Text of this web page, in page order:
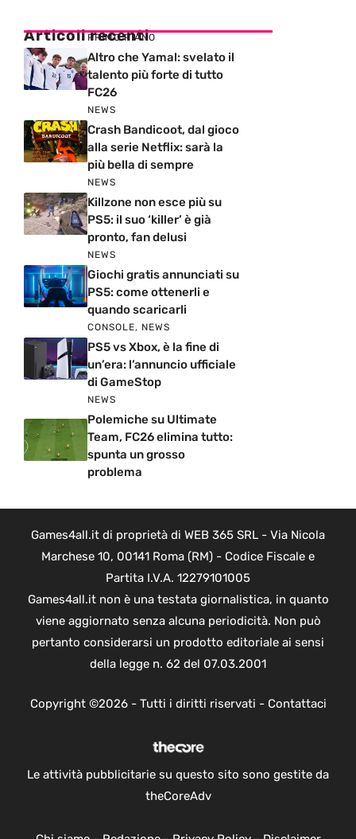
Articoli recenti
PRIMO PIANO
Altro che Yamal: svelato il
talento più forte di tutto
FC26
NEWS
Crash Bandicoot, dal gioco
alla serie Netflix: sarà la
più bella di sempre
NEWS
Killzone non esce più su
PS5: il suo ‘killer’ è già
pronto, fan delusi
NEWS
Giochi gratis annunciati su
PS5: come ottenerli e
quando scaricarli
CONSOLE, NEWS
PS5 vs Xbox, è la fine di
un’era: l’annuncio ufficiale
di GameStop
NEWS
Polemiche su Ultimate
Team, FC26 elimina tutto:
spunta un grosso
problema
Games4all.it di proprietà di WEB 365 SRL - Via Nicola
Marchese 10, 00141 Roma (RM) - Codice Fiscale e
Partita I.V.A. 12279101005
Games4all.it non è una testata giornalistica, in quanto
viene aggiornato senza alcuna periodicità. Non può
pertanto considerarsi un prodotto editoriale ai sensi
della legge n. 62 del 07.03.2001
Copyright ©2026 - Tutti i diritti riservati - Contattaci
Le attività pubblicitarie su questo sito sono gestite da
theCoreAdv